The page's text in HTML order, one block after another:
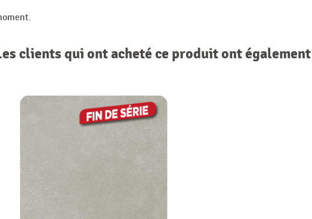
clients qui ont acheté ce produit ont